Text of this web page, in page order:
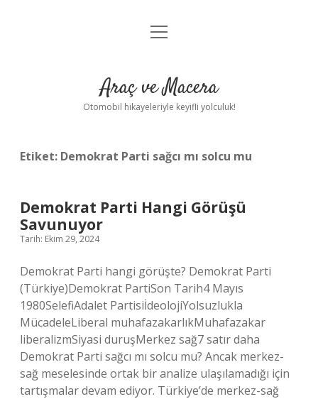
Anasayfa
Yasal Uyarı
menüyü
Araç ve Macera
Otomobil hikayeleriyle keyifli yolculuk!
Etiket: Demokrat Parti sağcı mı solcu mu
Demokrat Parti Hangi Görüşü
Savunuyor
Tarih: Ekim 29, 2024
Demokrat Parti hangi görüşte? Demokrat Parti
(Türkiye)Demokrat PartiSon Tarih4 Mayıs
1980SelefiAdalet PartisiİdeolojiYolsuzlukla
MücadeleLiberal muhafazakarlıkMuhafazakar
liberalizmSiyasi duruşMerkez sağ7 satır daha
Demokrat Parti sağcı mı solcu mu? Ancak merkez-
sağ meselesinde ortak bir analize ulaşılamadığı için
tartışmalar devam ediyor. Türkiye’de merkez-sağ